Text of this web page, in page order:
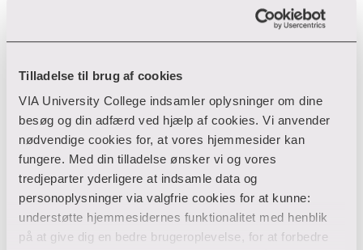
Tilladelse til brug af cookies
VIA University College indsamler oplysninger om dine
besøg og din adfærd ved hjælp af cookies. Vi anvender
nødvendige cookies for, at vores hjemmesider kan
fungere. Med din tilladelse ønsker vi og vores
tredjeparter yderligere at indsamle data og
personoplysninger via valgfrie cookies for at kunne:
understøtte hjemmesidernes funktionalitet med henblik
på at give dig en bedre brugeroplevelse, for at forbedre